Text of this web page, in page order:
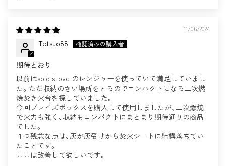
11/06/2024
Tetsuo88
期待とおり
以前はsolo stove のレンジャーを使っていて満足していまし
た。ただ収納のさい場所をとるのでコンパクトになる二次燃
焼焚き火台を探していました。
今回ブレイズボックスを購入して使用しましたが、二次燃焼
で火力も強く、収納もコンパクトにまとまり期待通りの商品
でした。
１つ残念な点は、灰が灰受けから焚火シートに結構落ちてい
たことです。
ここは改善して欲しいです。